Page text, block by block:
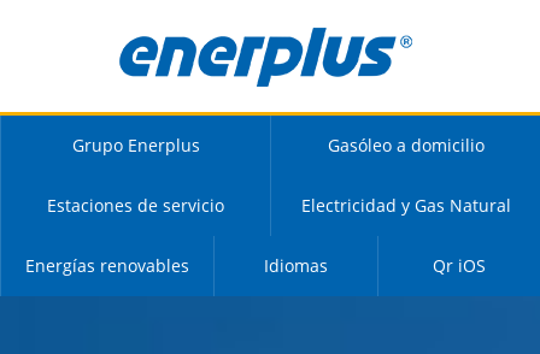
Grupo Enerplus Gasóleo a domicilio
Estaciones de servicio Electricidad y Gas Natural
Energías renovables Idiomas Qr iOS